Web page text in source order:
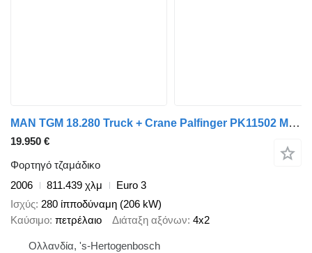
MAN TGM 18.280 Truck + Crane Palfinger PK11502 Manual Gearbox Full S
19.950 €
Φορτηγό τζαμάδικο
2006
811.439 χλμ
Euro 3
Ισχύς 280 ίπποδύναμη (206 kW)
Καύσιμο πετρέλαιο Διάταξη αξόνων 4x2
Ολλανδία, 's-Hertogenbosch